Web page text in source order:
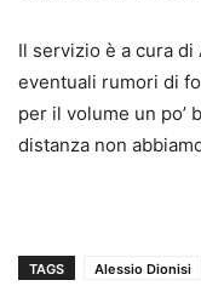
Il servizio è a cura
eventuali rumori di
per il volume un po’
distanza non
TAGS Alessio Dionisi